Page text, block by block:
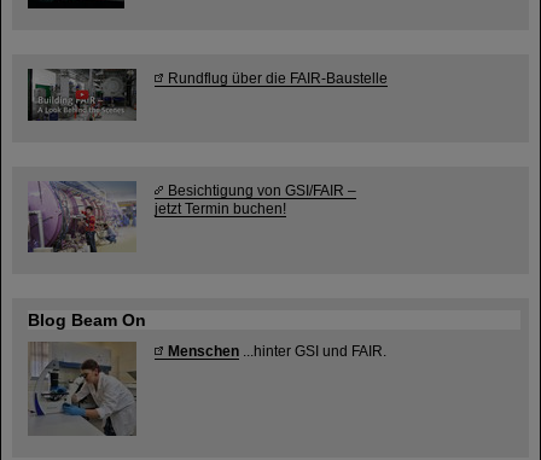
Rundflug über die FAIR-Baustelle
Besichtigung von GSI/FAIR –
jetzt Termin buchen!
Blog Beam On
Menschen ...hinter GSI und FAIR.